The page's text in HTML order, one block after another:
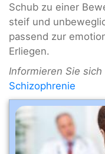
Schub zu einer
steif und
passend zur
Erliegen.
Informieren Sie sich
Schizophrenie